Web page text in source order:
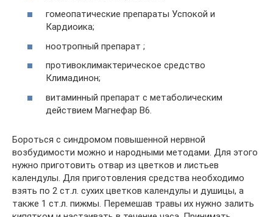
гомеопатические препараты Успокой и
Кардиоика;
ноотропный препарат ;
противоклимактерическое средство
Климадинон;
витаминный препарат с метаболическим
действием Магнефар В6.
Бороться с синдромом повышенной нервной
возбудимости можно и народными методами. Для этого
нужно приготовить отвар из цветков и листьев
календулы. Для приготовления средства необходимо
взять по 2 ст.л. сухих цветков календулы и душицы, а
также 1 ст.л. пижмы. Перемешав травы их нужно залить